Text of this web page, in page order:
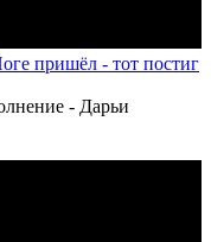
пришёл - тот постиг
- Дарьи